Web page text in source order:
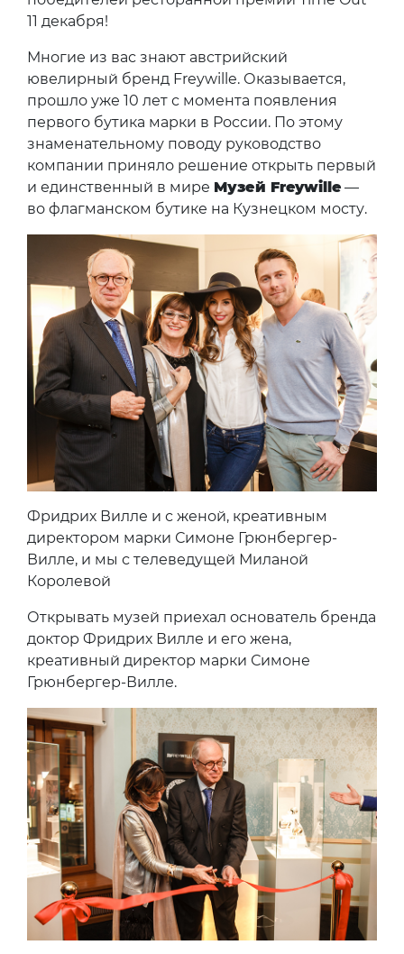
11 декабря!
Многие из вас знают австрийский
ювелирный бренд Freywille. Оказывается,
прошло уже 10 лет с момента появления
первого бутика марки в России. По этому
знаменательному поводу руководство
компании приняло решение открыть первый
и единственный в мире Музей Freywille —
во флагманском бутике на Кузнецком мосту.
Фридрих Вилле и с женой, креативным
директором марки Симоне Грюнбергер-
Вилле, и мы с телеведущей Миланой
Королевой
Открывать музей приехал основатель бренда
доктор Фридрих Вилле и его жена,
креативный директор марки Симоне
Грюнбергер-Вилле.